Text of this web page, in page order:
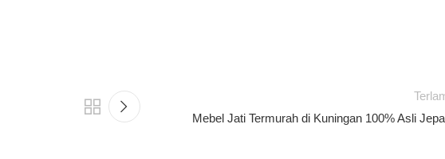
Mebel Jati Termurah di Kuningan 100% Asli